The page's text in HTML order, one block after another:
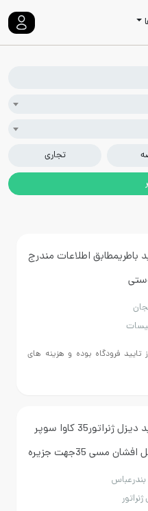
اطلاعات مندرج
بوده و هزینه های
استعلام خرید دیزل ژنراتور35 کاوا سوپر
سایلنت وکابل افشان مسی 35جهت جزیره